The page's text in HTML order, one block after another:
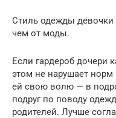
Стиль одежды девочки
чем от моды.
Если гардероб дочери
этом не нарушает норм
ей свою волю — в
подруг по поводу
родителей. Лучше